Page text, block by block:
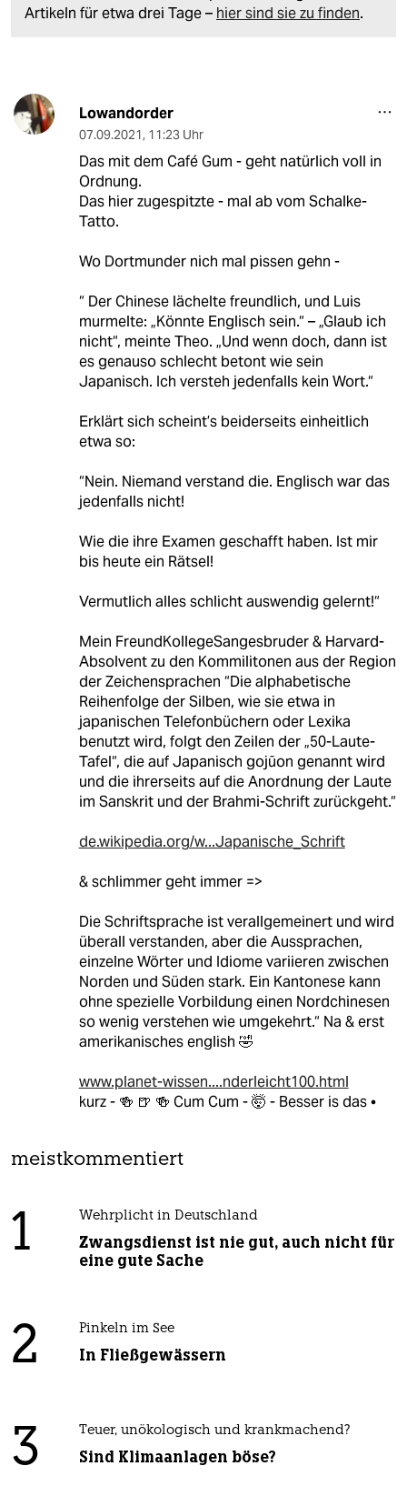
Artikeln für etwa drei Tage – hier sind sie zu finden.
Lowandorder
07.09.2021, 11:23 Uhr
Das mit dem Café Gum - geht natürlich voll in
Ordnung.
Das hier zugespitzte - mal ab vom Schalke-
Tatto.
Wo Dortmunder nich mal pissen gehn -
“ Der Chinese lächelte freundlich, und Luis
murmelte: „Könnte Englisch sein.“ – „Glaub ich
nicht“, meinte Theo. „Und wenn doch, dann ist
es genauso schlecht betont wie sein
Japanisch. Ich versteh jedenfalls kein Wort.“
Erklärt sich scheint’s beiderseits einheitlich
etwa so:
“Nein. Niemand verstand die. Englisch war das
jedenfalls nicht!
Wie die ihre Examen geschafft haben. Ist mir
bis heute ein Rätsel!
Vermutlich alles schlicht auswendig gelernt!“
Mein FreundKollegeSangesbruder & Harvard-
Absolvent zu den Kommilitonen aus der Region
der Zeichensprachen “Die alphabetische
Reihenfolge der Silben, wie sie etwa in
japanischen Telefonbüchern oder Lexika
benutzt wird, folgt den Zeilen der „50-Laute-
Tafel“, die auf Japanisch gojūon genannt wird
und die ihrerseits auf die Anordnung der Laute
im Sanskrit und der Brahmi-Schrift zurückgeht.“
de.wikipedia.org/w...Japanische_Schrift
& schlimmer geht immer =>
Die Schriftsprache ist verallgemeinert und wird
überall verstanden, aber die Aussprachen,
einzelne Wörter und Idiome variieren zwischen
Norden und Süden stark. Ein Kantonese kann
ohne spezielle Vorbildung einen Nordchinesen
so wenig verstehen wie umgekehrt.“ Na & erst
amerikanisches english 🤣
www.planet-wissen....nderleicht100.html
kurz - 🍻 🍺 🍻 Cum Cum - 🤯 - Besser is das •
meistkommentiert
1 Wehrplicht in Deutschland
Zwangsdienst ist nie gut, auch nicht für
eine gute Sache
2 Pinkeln im See
In Fließgewässern
3 Teuer, unökologisch und krankmachend?
Sind Klimaanlagen böse?